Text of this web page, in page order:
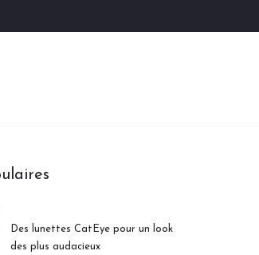
Des lunettes CatEye pour un look
des plus audacieux